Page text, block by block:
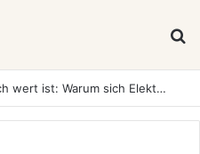
Was ein E-Auto wirklich noch wert ist: Warum sich Elektrofahrzeuge bei der Wertermittlung anders verhalten als Verbrenner